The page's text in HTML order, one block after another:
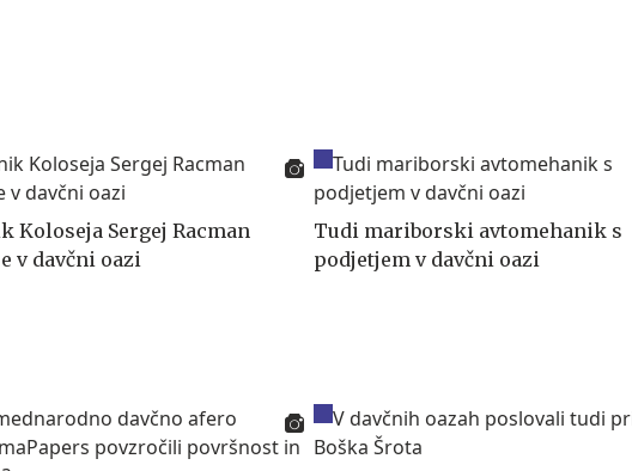
Koloseja Sergej Racman
v davčni oazi
Tudi mariborski avtomehanik s
podjetjem v davčni oazi